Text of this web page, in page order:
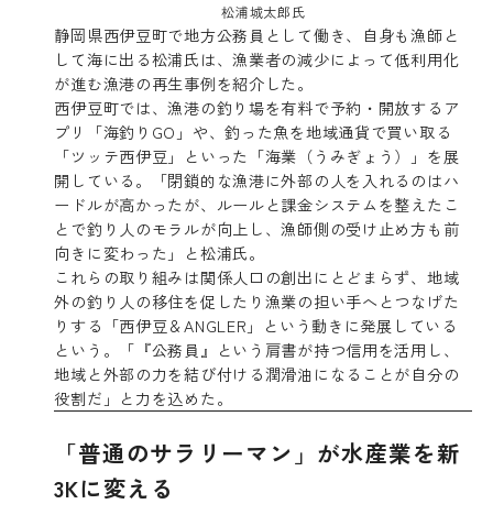
松浦城太郎氏
静岡県西伊豆町で地方公務員として働き、自身も漁師と
して海に出る松浦氏は、漁業者の減少によって低利用化
が進む漁港の再生事例を紹介した。
西伊豆町では、漁港の釣り場を有料で予約・開放するア
プリ「海釣りGO」や、釣った魚を地域通貨で買い取る
「ツッテ西伊豆」といった「海業（うみぎょう）」を展
開している。「閉鎖的な漁港に外部の人を入れるのはハ
ードルが高かったが、ルールと課金システムを整えたこ
とで釣り人のモラルが向上し、漁師側の受け止め方も前
向きに変わった」と松浦氏。
これらの取り組みは関係人口の創出にとどまらず、地域
外の釣り人の移住を促したり漁業の担い手へとつなげた
りする「西伊豆＆ANGLER」という動きに発展している
という。「『公務員』という肩書が持つ信用を活用し、
地域と外部の力を結び付ける潤滑油になることが自分の
役割だ」と力を込めた。
「普通のサラリーマン」が水産業を新
3Kに変える